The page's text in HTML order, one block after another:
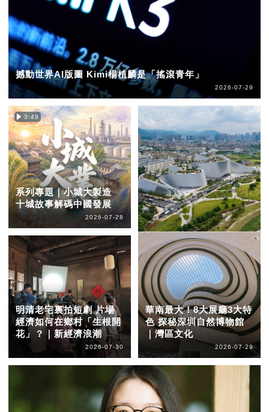
撼動世界AI版圖 Kimi楊植麟是「搖滾青年」
2026-07-29
3:49
系列專題｜小城大製造
十城故事解碼中國發展
2026-07-28
明清老宅裏拍短劇 片場
經濟如何在鄉村「生根開
花」？｜新經濟浪潮
2026-07-30
華南最大！8大展廳3大特
色 探秘深圳自然博物館
｜灣區文化
2026-07-29